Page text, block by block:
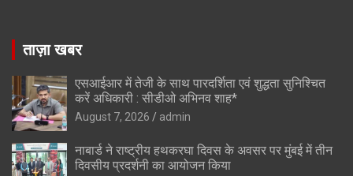
ताज़ा खबर
एसआईआर में तेजी के साथ पारदर्शिता एवं शुद्धता सुनिश्चित
करें अधिकारी : सीडीओ अभिनव शाह*
August 7, 2026 admin
नाबार्ड ने राष्ट्रीय हथकरघा दिवस के अवसर पर मुंबई में तीन
दिवसीय प्रदर्शनी का आयोजन किया